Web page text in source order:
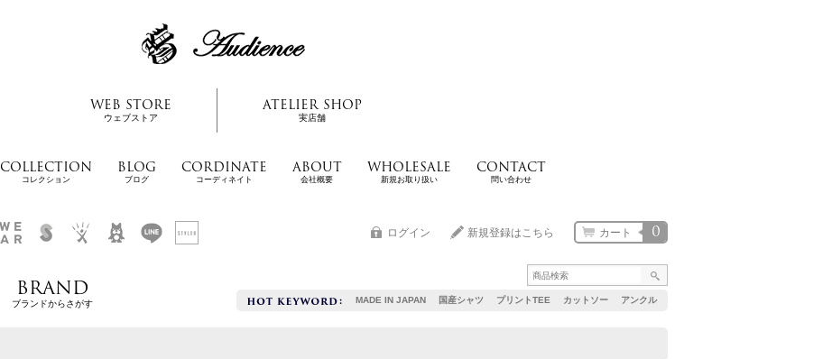
WEB STORE
ウェブストア
ATELIER SHOP
実店舗
COLLECTION
コレクション
BLOG
ブログ
CORDINATE
コーディネイト
ABOUT
会社概要
WHOLESALE
新規お取り扱い
CONTACT
問い合わせ
MADE IN JAPAN 国産シャツ プリントTEE カットソー アンクル
0
カート
ログイン 新規登録はこちら
BRAND
ブランドからさがす